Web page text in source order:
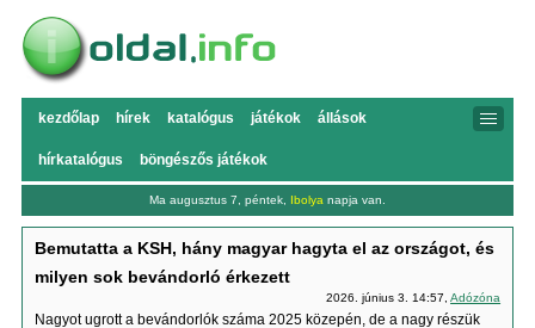
kezdőlap hírek katalógus játékok állások
hírkatalógus böngészős játékok
Ma augusztus 7, péntek, Ibolya napja van.
Bemutatta a KSH, hány magyar hagyta el az országot, és
milyen sok bevándorló érkezett
2026. június 3. 14:57,Adózóna
Nagyot ugrott a bevándorlók száma 2025 közepén, de a nagy részük